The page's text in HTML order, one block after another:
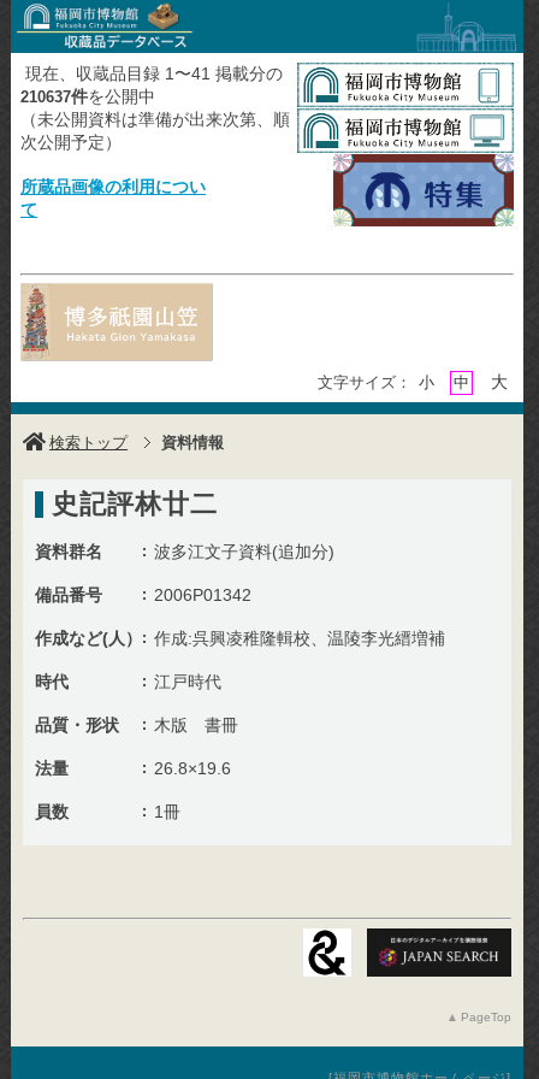
現在、収蔵品目録 1〜41 掲載分の
210637件を公開中
（未公開資料は準備が出来次第、順
次公開予定）
所蔵品画像の利用につい
て
文字サイズ： 小 中 大
検索トップ 資料情報
史記評林廿二
資料群名 波多江文子資料(追加分)
備品番号 2006P01342
作成など(人） 作成:呉興凌稚隆輯校、温陵李光縉増補
時代 江戸時代
品質・形状 木版 書冊
法量 26.8×19.6
員数 1冊
PageTop